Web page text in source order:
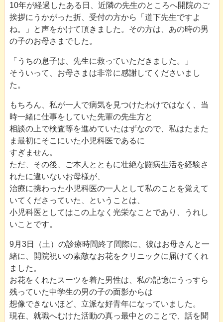
10年が経過したある日、近隣の先生のところへ開院のご
挨拶にうかがった折、受付の方から「道下先生ですよ
ね。」と声をかけて頂きました。その方は、あの時の男
の子のお母さまでした。
「うちの息子は、先生に救っていただきました。」
そういって、お母さまは非常に感謝してくださいまし
た。
もちろん、私が一人で病気を見つけたわけではなく、当
時一緒に仕事をしていた先輩の先生方と
相談の上で検査等を進めていたはずなので、私はたまた
ま最初にそこにいた小児科医であるに
すぎません。
ただ、その後、ご本人とともに壮絶な闘病生活を経験さ
れたに違いないお母様が、
治療に携わった小児科医の一人として私のことを覚えて
いてくださっていた、ということは、
小児科医としてはこの上なく光栄なことであり、うれし
いことです。
9月3日（土）の診療時間終了間際に、彼はお母さんと一
緒に、開院祝いの素敵なお花をクリニックに届けてくれ
ました。
お花をくれたスーツを着た男性は、私の記憶にうっすら
残っていた中学生の男の子の面影からは
想像できないほど、立派な好青年になっていました。
現在、就職へむけた活動の真っ最中とのことで、話を聞